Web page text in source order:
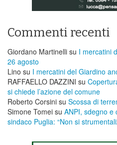
Commenti recenti
Giordano Martinelli su I mercatini
26 agosto
Lino su I mercatini del Giardino
RAFFAELLO DAZZINI su
si chiede l’azione del comune
Roberto Corsini su Scossa di
Simone Tomei su ANPI, sdegno e
sindaco Puglia: “Non si